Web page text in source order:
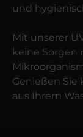
und
Mit unserer
keine Sorgen
Genießen Sie
aus Ihrem